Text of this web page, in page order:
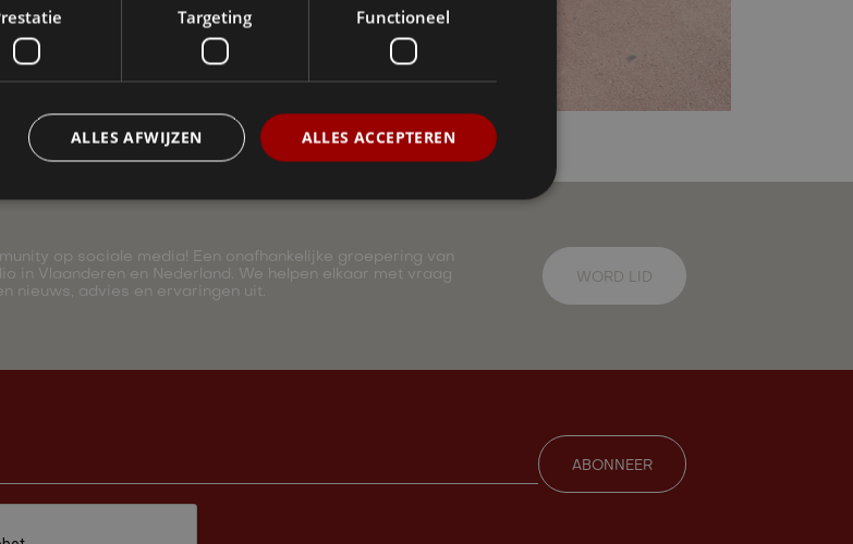
op sociale media! Een onafhankelijke groepering van
in Vlaanderen en Nederland. We helpen elkaar met vraag
nieuws, advies en ervaringen uit.
WORD LID
Targeting Functioneel
ALLES ACCEPTEREN
ALLES AFWIJZEN